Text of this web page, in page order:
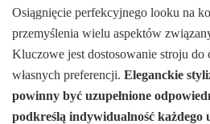
Osiągnięcie perfekcyjnego looku na
przemyślenia wielu aspektów
Kluczowe jest dostosowanie stroju do
własnych preferencji. Eleganckie
powinny być uzupełnione
podkreślą indywidualność każdego